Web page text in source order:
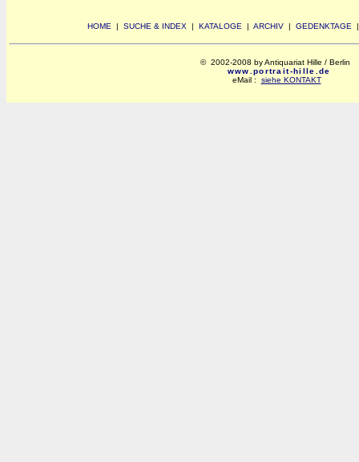
HOME | SUCHE & INDEX | KATALOGE | ARCHIV | GEDENKTAGE
© 2002-2008 by Antiquariat Hille / Berlin
www.portrait-hille.de
eMail : siehe KONTAKT